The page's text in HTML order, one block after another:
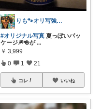
りも🐾オリ写強化中📸経由購入♥感謝
#オリジナル写真 夏っぽいパッ
ケージ🎆🍻が ...
￥ 3,999
0 1 21
コレ いいね